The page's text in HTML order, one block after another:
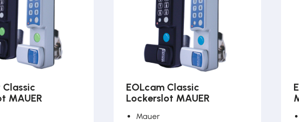
Classic
MAUER
EOLcam Classic
Lockerslot MAUER
Mauer